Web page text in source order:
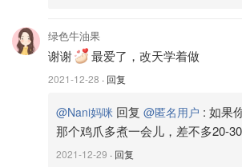
2⃣️小米辣15-20粒之间 切小段
3⃣️柠檬🍋3⃣️颗 切片祛籽（因为柠檬籽泡
4⃣️蒜头🧄 （差不多一颗）剁碎
5⃣️香菜（1.5把）（🉑️依据个人喜好放多
绿色牛油果
谢谢 最爱了，改天学着做
2021-12-28 · 回复
@Nani妈咪 回复 @匿名用户 : 如果
那个鸡爪多煮一会儿，差不多20-
2021-12-29 · 回复